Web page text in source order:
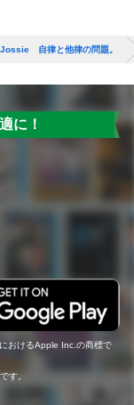
自律と他律の問題。
に！
おけるApple Inc.の商標で
す。